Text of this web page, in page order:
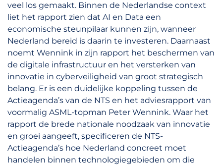
veel los gemaakt. Binnen de Nederlandse context
liet het rapport zien dat AI en Data een
economische steunpilaar kunnen zijn, wanneer
Nederland bereid is daarin te investeren. Daarnaast
noemt Wennink in zijn rapport het beschermen van
de digitale infrastructuur en het versterken van
innovatie in cyberveiligheid van groot strategisch
belang. Er is een duidelijke koppeling tussen de
Actieagenda’s van de NTS en het adviesrapport van
voormalig ASML-topman Peter Wennink. Waar het
rapport de brede nationale noodzaak van innovatie
en groei aangeeft, specificeren de NTS-
Actieagenda’s hoe Nederland concreet moet
handelen binnen technologiegebieden om die